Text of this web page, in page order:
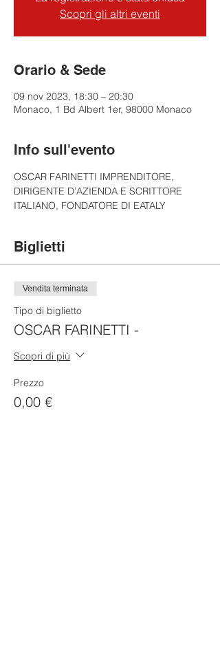
Scopri gli altri eventi
Orario & Sede
09 nov 2023, 18:30 – 20:30
Monaco, 1 Bd Albert 1er, 98000 Monaco
Info sull'evento
OSCAR FARINETTI IMPRENDITORE,
DIRIGENTE D’AZIENDA E SCRITTORE
ITALIANO, FONDATORE DI EATALY
Biglietti
Vendita terminata
Tipo di biglietto
OSCAR FARINETTI -
Scopri di più
Prezzo
0,00 €